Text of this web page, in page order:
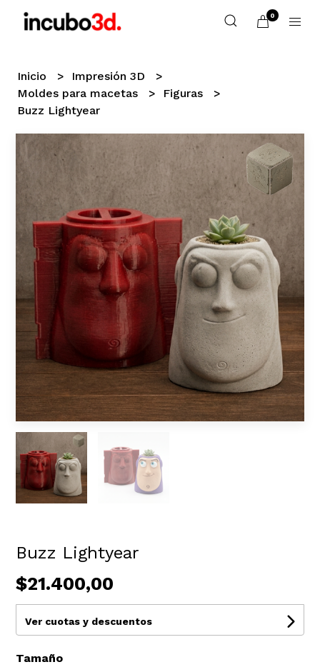
0
Inicio
Impresión 3D
Moldes para macetas
Figuras
Buzz Lightyear
Buzz Lightyear
$21.400,00
Ver cuotas y descuentos
Tamaño